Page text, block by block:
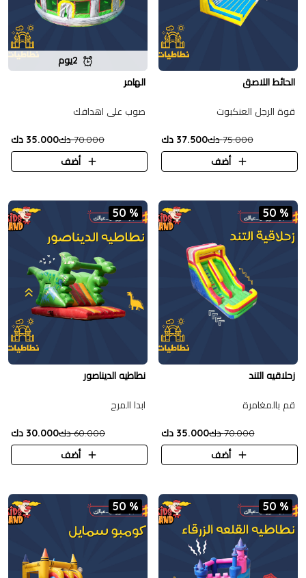
الحائط اللاصق
قوة الرجل العنكبوت
75.000 دك
37.500 دك
أضف
2يوم
الهامر
صوب على اهدافك
70.000 دك
35.000 دك
أضف
50 %
زحلاقيه التند
قم بالمغامرة
70.000 دك
35.000 دك
أضف
50 %
نطاطيه الديناصور
ابدا المرح
60.000 دك
30.000 دك
أضف
50 %
50 %